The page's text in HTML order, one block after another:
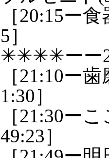
［20:15ー
5］
✳✳✳✳ーー
［21:10ー
1:30］
［21:30ー
49:23］